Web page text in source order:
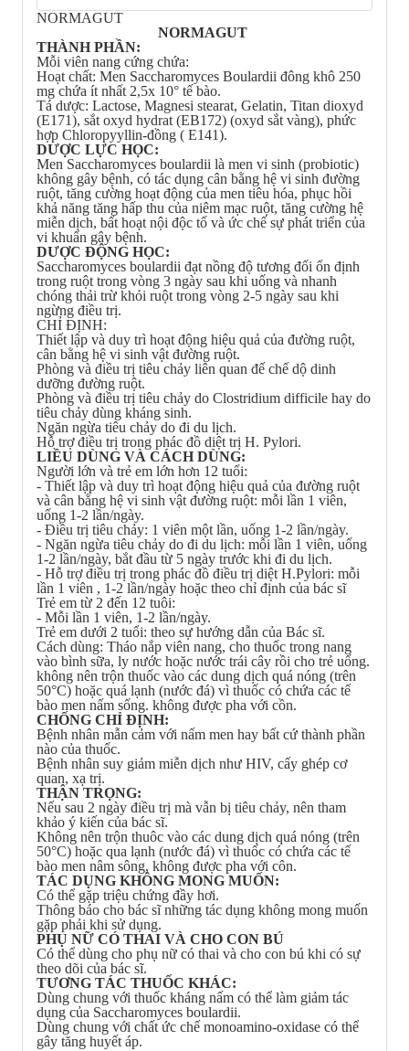
NORMAGUT
NORMAGUT
THÀNH PHẦN:
Mỗi viên nang cứng chứa:
Hoạt chất: Men Saccharomyces Boulardii đông khô 250
mg chứa ít nhất 2,5x 10° tế bào.
Tá dược: Lactose, Magnesi stearat, Gelatin, Titan dioxyd
(E171), sắt oxyd hydrat (EB172) (oxyd sắt vàng), phức
hợp Chloropyyllin-đồng ( E141).
DƯỢC LỰC HỌC:
Men Saccharomyces boulardii là men vi sinh (probiotic)
không gây bệnh, có tác dụng cân bằng hệ vi sinh đường
ruột, tăng cường hoạt động của men tiêu hóa, phục hồi
khả năng tăng hấp thu của niêm mạc ruột, tăng cường hệ
miễn dịch, bất hoạt nội độc tố và ức chế sự phát triển của
vi khuẩn gây bệnh.
DƯỢC ĐỘNG HỌC:
Saccharomyces boulardii đạt nồng độ tương đối ổn định
trong ruột trong vòng 3 ngày sau khi uống và nhanh
chóng thải trừ khỏi ruột trong vòng 2-5 ngày sau khi
ngừng điều trị.
CHỈ ĐỊNH:
Thiết lập và duy trì hoạt động hiệu quả của đường ruột,
cân bằng hệ vi sinh vật đường ruột.
Phòng và điều trị tiêu chảy liên quan đế chế dộ dinh
dưỡng đường ruột.
Phòng và điều trị tiêu chảy do Clostridium difficile hay do
tiêu chảy dùng kháng sinh.
Ngăn ngừa tiêu chảy do đi du lịch.
Hỗ trợ điều trị trong phác đồ diệt trị H. Pylori.
LIỀU DÙNG VÀ CÁCH DÙNG:
Người lớn và trẻ em lớn hơn 12 tuổi:
- Thiết lập và duy trì hoạt động hiệu quả của đường ruột
và cân bằng hệ vi sinh vật đường ruột: mỗi lần 1 viên,
uống 1-2 lần/ngày.
- Điều trị tiêu chảy: 1 viên một lần, uống 1-2 lần/ngày.
- Ngăn ngừa tiêu chảy do đi du lịch: mỗi lần 1 viên, uống
1-2 lần/ngày, bắt đầu từ 5 ngày trước khi đi du lịch.
- Hỗ trợ điều trị trong phác đồ điều trị diệt H.Pylori: mỗi
lần 1 viên , 1-2 lần/ngày hoặc theo chỉ định của bác sĩ
Trẻ em từ 2 đến 12 tuôi:
- Mỗi lần 1 viên, 1-2 lần/ngày.
Trẻ em dưới 2 tuổi: theo sự hướng dẫn của Bác sĩ.
Cách dùng: Tháo nắp viên nang, cho thuốc trong nang
vào bình sữa, ly nước hoặc nước trái cây rồi cho trẻ uống.
không nên trộn thuốc vào các dung dịch quá nóng (trên
50°C) hoặc quá lạnh (nước đá) vì thuốc có chứa các tế
bào men nấm sống. không được pha với cồn.
CHỐNG CHỈ ĐỊNH:
Bệnh nhân mẫn cảm với nấm men hay bất cứ thành phần
nào của thuốc.
Bệnh nhân suy giảm miễn dịch như HIV, cấy ghép cơ
quan, xạ trị.
THẬN TRỌNG:
Nếu sau 2 ngày điều trị mà vẫn bị tiêu chảy, nên tham
khảo ý kiến của bác sĩ.
Không nên trộn thuôc vào các dung dịch quá nóng (trên
50°C) hoặc qua lạnh (nước đá) vì thuốc có chứa các tế
bào men nâm sông, không được pha với côn.
TÁC DỤNG KHÔNG MONG MUỐN:
Có thể gặp triệu chứng đầy hơi.
Thông báo cho bác sĩ những tác dụng không mong muốn
gặp phải khi sử dụng.
PHỤ NỮ CÓ THAI VÀ CHO CON BÚ
Có thể dùng cho phụ nữ có thai và cho con bú khi có sự
theo dõi của bác sĩ.
TƯƠNG TÁC THUỐC KHÁC:
Dùng chung với thuốc kháng nấm có thể làm giảm tác
dụng của Saccharomyces boulardii.
Dùng chung với chất ức chế monoamino-oxidase có thể
gây tăng huyết áp.